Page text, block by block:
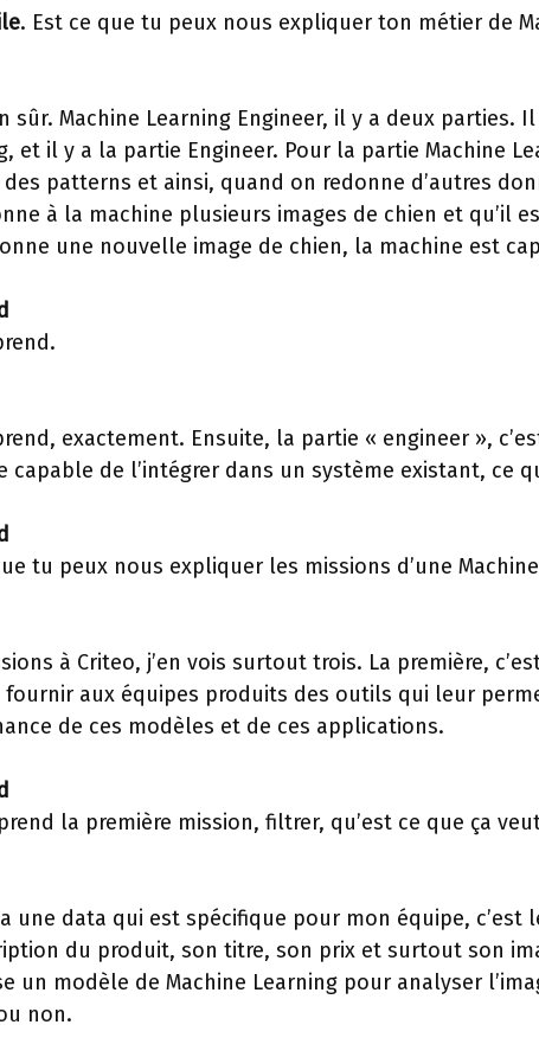
. Est ce que tu peux nous expliquer ton métier de
sûr. Machine Learning Engineer, il y a deux parties.
et il y a la partie Engineer. Pour la partie Machine
patterns et ainsi, quand on redonne d’autres
à la machine plusieurs images de chien et qu’il
une nouvelle image de chien, la machine est
exactement. Ensuite, la partie « engineer »,
capable de l’intégrer dans un système existant, ce
tu peux nous expliquer les missions d’une
à Criteo, j’en vois surtout trois. La première,
fournir aux équipes produits des outils qui leur
de ces modèles et de ces applications.
la première mission, filtrer, qu’est ce que ça
une data qui est spécifique pour mon équipe,
du produit, son titre, son prix et surtout son
un modèle de Machine Learning pour analyser
non.